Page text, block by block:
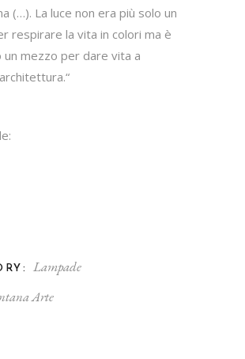
(…). La luce non era più solo un
respirare la vita in colori ma è
un mezzo per dare vita a
Lampade
Arte